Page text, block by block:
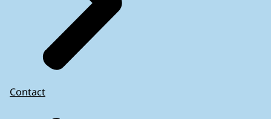
Contact